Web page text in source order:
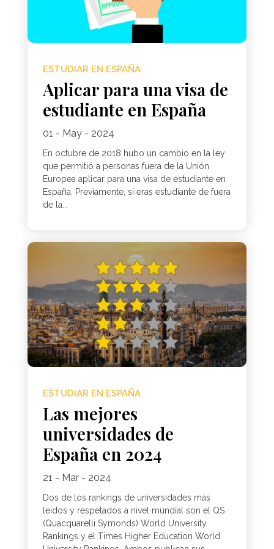
ESTUDIAR EN ESPAÑA
Aplicar para una visa de
estudiante en España
01 - May - 2024
En octubre de 2018 hubo un cambio en la ley
que permitió a personas fuera de la Unión
Europea aplicar para una visa de estudiante en
España. Previamente, si eras estudiante de fuera
de la...
ESTUDIAR EN ESPAÑA
Las mejores
universidades de
España en 2024
21 - Mar - 2024
Dos de los rankings de universidades más
leídos y respetados a nivel mundial son el QS
(Quacquarelli Symonds) World University
Rankings y el Times Higher Education World